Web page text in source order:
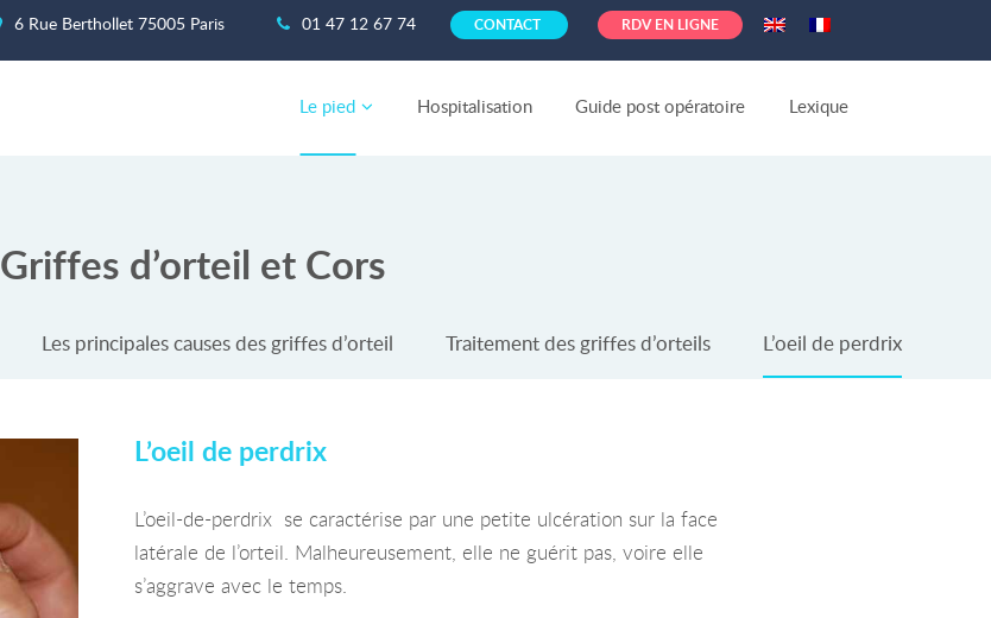
6 Rue Berthollet 75005 Paris 01 47 12 67 74 CONTACT RDV EN LIGNE
Le pied Hospitalisation Guide post opératoire Lexique
Griffes d’orteil et Cors
Les principales causes des griffes d’orteil Traitement des griffes d’orteils L’oeil de perdrix
L’oeil de perdrix
L’oeil-de-perdrix se caractérise par une petite ulcération sur la face
latérale de l’orteil. Malheureusement, elle ne guérit pas, voire elle
s’aggrave avec le temps.